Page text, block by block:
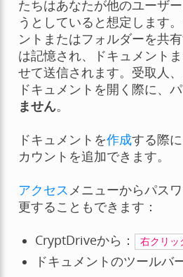
たちはあなたが他のユーザ
うとしていると想定します
ントまたはフォルダーを共
は記憶され、ドキュメント
せて送信されます。受取人
ドキュメントを開く際に、
ません。
ドキュメントを作成する際
カウントを追加できます。
アクセスメニューからパス
更することもできます：
CryptDriveから：
右クリッ
ドキュメントのツールバ